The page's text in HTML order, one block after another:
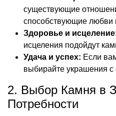
существующие
способствующие любви
Здоровье и
исцеления подойдут
Удача и успех: Если
выбирайте украшения
2. Выбор Камня в
Потребности